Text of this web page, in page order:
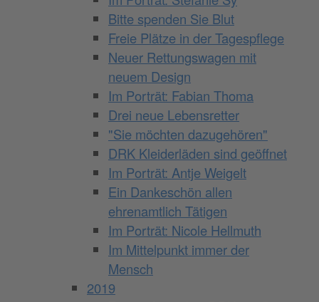
Bitte spenden Sie Blut
Freie Plätze in der Tagespflege
Neuer Rettungswagen mit
neuem Design
Im Porträt: Fabian Thoma
Drei neue Lebensretter
"Sie möchten dazugehören"
DRK Kleiderläden sind geöffnet
Im Porträt: Antje Weigelt
Ein Dankeschön allen
ehrenamtlich Tätigen
Im Porträt: Nicole Hellmuth
Im Mittelpunkt immer der
Mensch
2019